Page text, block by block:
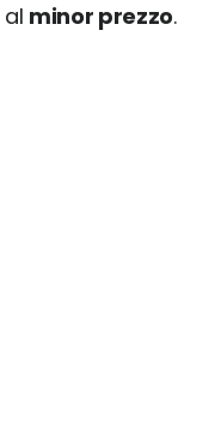
al minor prezzo.